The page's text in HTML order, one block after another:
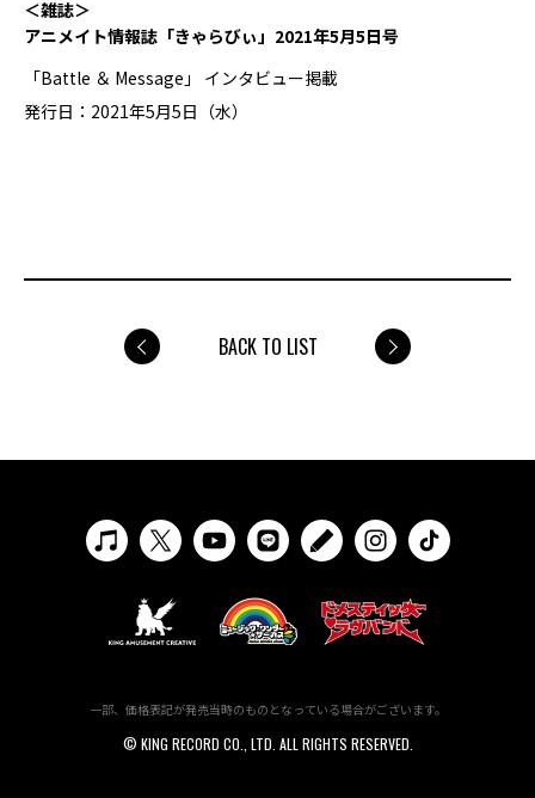
＜雑誌＞
アニメイト情報誌「きゃらびぃ」2021年5月5日号
「Battle ＆ Message」 インタビュー掲載
発行日：2021年5月5日（水）
BACK TO LIST
一部、価格表記が発売当時のものとなっている場合がございます。
© KING RECORD CO., LTD. ALL RIGHTS RESERVED.